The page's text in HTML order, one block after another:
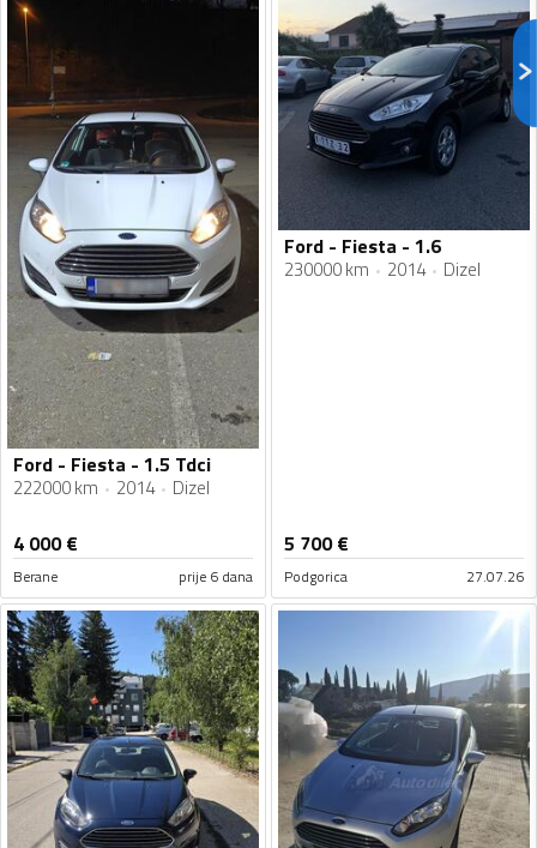
Ford - Fiesta - 1.5 Tdci
222000 km 2014 Dizel
4 000€
Berane prije 6 dana
Ford - Fiesta - 1.6
230000 km 2014 Dizel
5 700€
Podgorica 27.07.26